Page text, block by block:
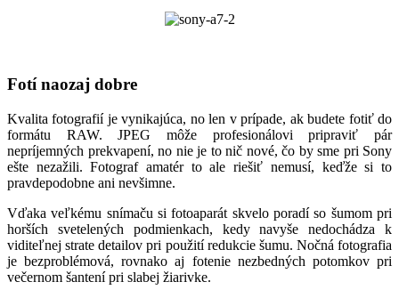
Fotí naozaj dobre
Kvalita fotografií je vynikajúca, no len v prípade, ak budete fotiť do
formátu RAW. JPEG môže profesionálovi pripraviť pár
nepríjemných prekvapení, no nie je to nič nové, čo by sme pri Sony
ešte nezažili. Fotograf amatér to ale riešiť nemusí, keďže si to
pravdepodobne ani nevšimne.
Vďaka veľkému snímaču si fotoaparát skvelo poradí so šumom pri
horších svetelených podmienkach, kedy navyše nedochádza k
viditeľnej strate detailov pri použití redukcie šumu. Nočná fotografia
je bezproblémová, rovnako aj fotenie nezbedných potomkov pri
večernom šantení pri slabej žiarivke.